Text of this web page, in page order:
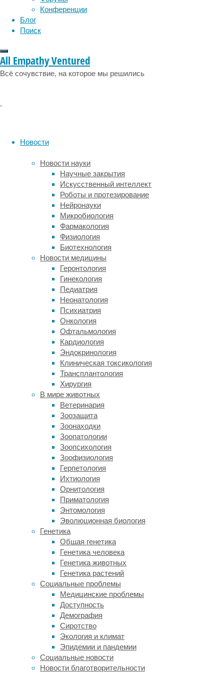
Конференции
Блог
Поиск
All Empathy Ventured
Всё сочувствие, на которое мы решились
Новости
Новости науки
Научные закрытия
Искусственный интеллект
Роботы и протезирование
Нейронауки
Микробиология
Фармакология
Физиология
Биотехнология
Новости медицины
Геронтология
Гинекология
Педиатрия
Неонатология
Психиатрия
Онкология
Офтальмология
Кардиология
Эндокринология
Клиническая токсикология
Трансплантология
Хирургия
В мире животных
Ветеринария
Зоозащита
Зоонаходки
Зоопатологии
Зоопсихология
Зоофизиология
Герпетология
Ихтиология
Орнитология
Приматология
Энтомология
Эволюционная биология
Генетика
Общая генетика
Генетика человека
Генетика животных
Генетика растений
Социальные проблемы
Медицинские проблемы
Доступность
Демография
Сиротство
Экология и климат
Эпидемии и пандемии
Социальные новости
Новости благотворительности
по
всему
антропогенных
изменений
и
скота
плохо
справляются
участившимися
волнами
жары,
засухами
распространением
паразитов
инфекций.
Например,
коровы
жаркую
погоду
подвержены
тепловому
стрессу,
за
которого
хуже
набирают
дают
меньше
молока
неохотно
размножаются.
попытке
справиться
этими
проблемами
ученые
все
чаще
прибегают
генному
редактированию
растений